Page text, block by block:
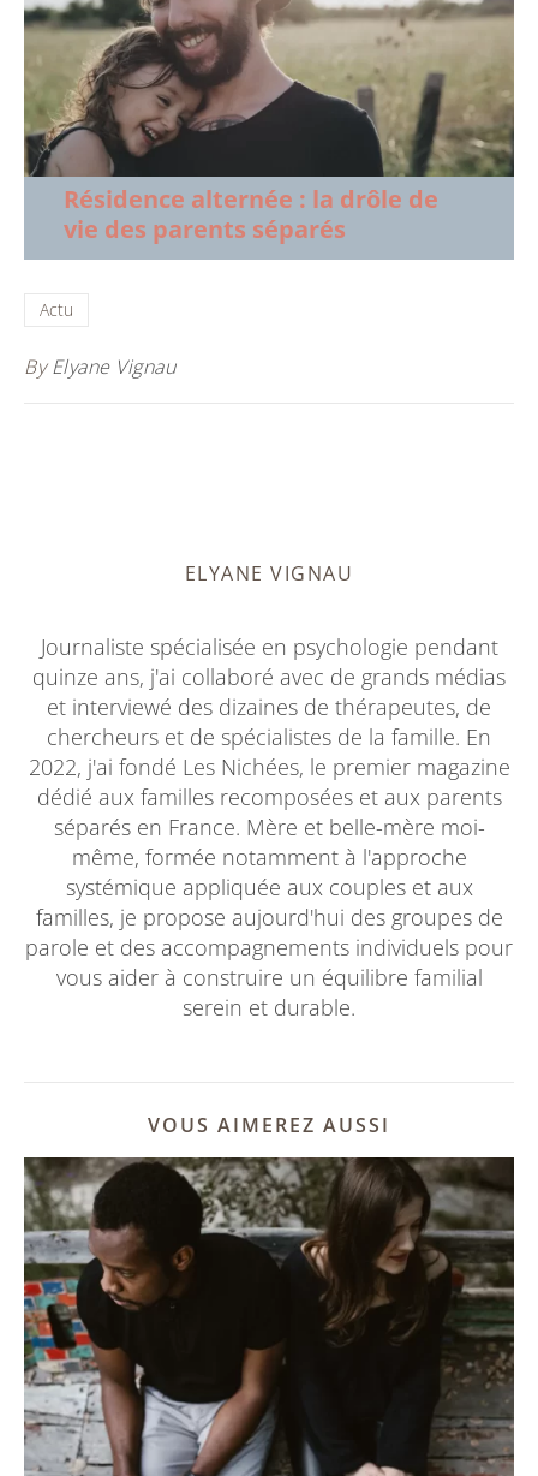
Résidence alternée : la drôle de
vie des parents séparés
Actu
ByElyane Vignau
ELYANE VIGNAU
Journaliste spécialisée en psychologie pendant
quinze ans, j'ai collaboré avec de grands médias
et interviewé des dizaines de thérapeutes, de
chercheurs et de spécialistes de la famille. En
2022, j'ai fondé Les Nichées, le premier magazine
dédié aux familles recomposées et aux parents
séparés en France. Mère et belle-mère moi-
même, formée notamment à l'approche
systémique appliquée aux couples et aux
familles, je propose aujourd'hui des groupes de
parole et des accompagnements individuels pour
vous aider à construire un équilibre familial
serein et durable.
VOUS AIMEREZ AUSSI